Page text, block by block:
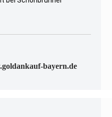
bayern.de